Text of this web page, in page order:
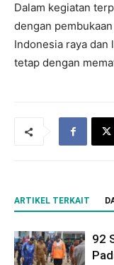
Dalam kegiatan
dengan
Indonesia raya dan
tetap dengan
ARTIKEL TERKAIT
92